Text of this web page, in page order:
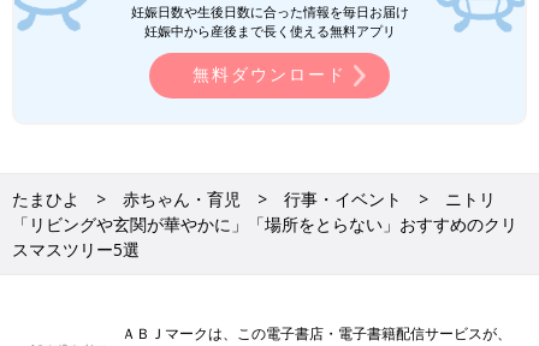
妊娠日数や生後日数に合った情報を毎日お届け
妊娠中から産後まで長く使える無料アプリ
無料ダウンロード
たまひよ 赤ちゃん・育児 行事・イベント
ニトリ
「リビングや玄関が華やかに」「場所をとらない」おすすめのクリ
スマスツリー5選
ＡＢＪマークは、この電子書店・電子書籍配信サービスが、